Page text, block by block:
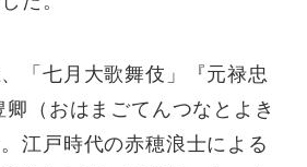
「七月大歌舞伎」『元禄忠
（おはまごてんつなとよき
江戸時代の赤穂浪士による